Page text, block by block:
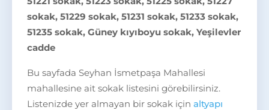
sokak, 51229 sokak, 51231 sokak, 51233 sokak,
51235 sokak, Güney kıyıboyu sokak, Yeşilevler
cadde
Bu sayfada Seyhan İsmetpaşa Mahallesi
mahallesine ait sokak listesini görebilirsiniz.
Listenizde yer almayan bir sokak için altyapı